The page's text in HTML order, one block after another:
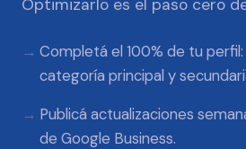
Optimizarlo es el paso cero
Completá el 100% de tu
categoría principal y
Publicá actualizaciones
de Google Business.